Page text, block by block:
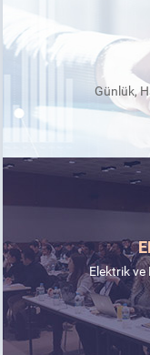
Günlük,
Elektrik ve